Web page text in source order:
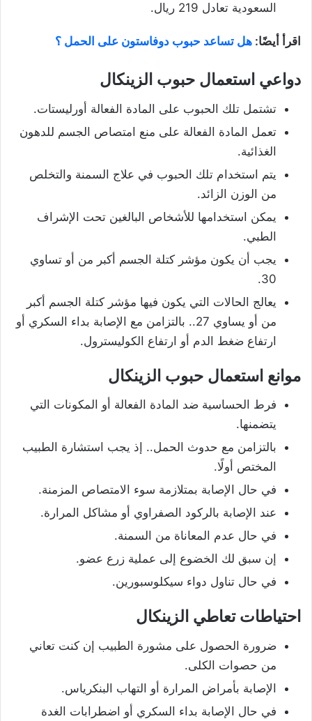
السعودية تعادل 219 ريال.
اقرأ أيضًا: هل تساعد حبوب دوفاستون على الحمل ؟
دواعي استعمال حبوب الزينكال
تشتمل تلك الحبوب على المادة الفعالة أورليستات.
تعمل المادة الفعالة على منع امتصاص الجسم للدهون
الغذائية.
يتم استخدام تلك الحبوب في علاج السمنة والتخلص
من الوزن الزائد.
يمكن استخدامها للأشخاص البالغين تحت الإشراف
الطبي.
يجب أن يكون مؤشر كتلة الجسم أكبر من أو تساوي
30.
يعالج الحالات التي يكون فيها مؤشر كتلة الجسم أكبر
من أو يساوي 27.. بالتزامن مع الإصابة بداء السكري أو
ارتفاع ضغط الدم أو ارتفاع الكوليسترول.
موانع استعمال حبوب الزينكال
فرط الحساسية ضد المادة الفعالة أو المكونات التي
يتضمنها.
بالتزامن مع حدوث الحمل.. إذ يجب استشارة الطبيب
المختص أولًا.
في حال الإصابة بمتلازمة سوء الامتصاص المزمنة.
عند الإصابة بالركود الصفراوي أو مشاكل المرارة.
في حال عدم المعاناة من السمنة.
إن سبق لك الخضوع إلى عملية زرع عضو.
في حال تناول دواء سيكلوسبورين.
احتياطات تعاطي الزينكال
ضرورة الحصول على مشورة الطبيب إن كنت تعاني
من حصوات الكلى.
الإصابة بأمراض المرارة أو التهاب البنكرياس.
في حال الإصابة بداء السكري أو اضطرابات الغدة